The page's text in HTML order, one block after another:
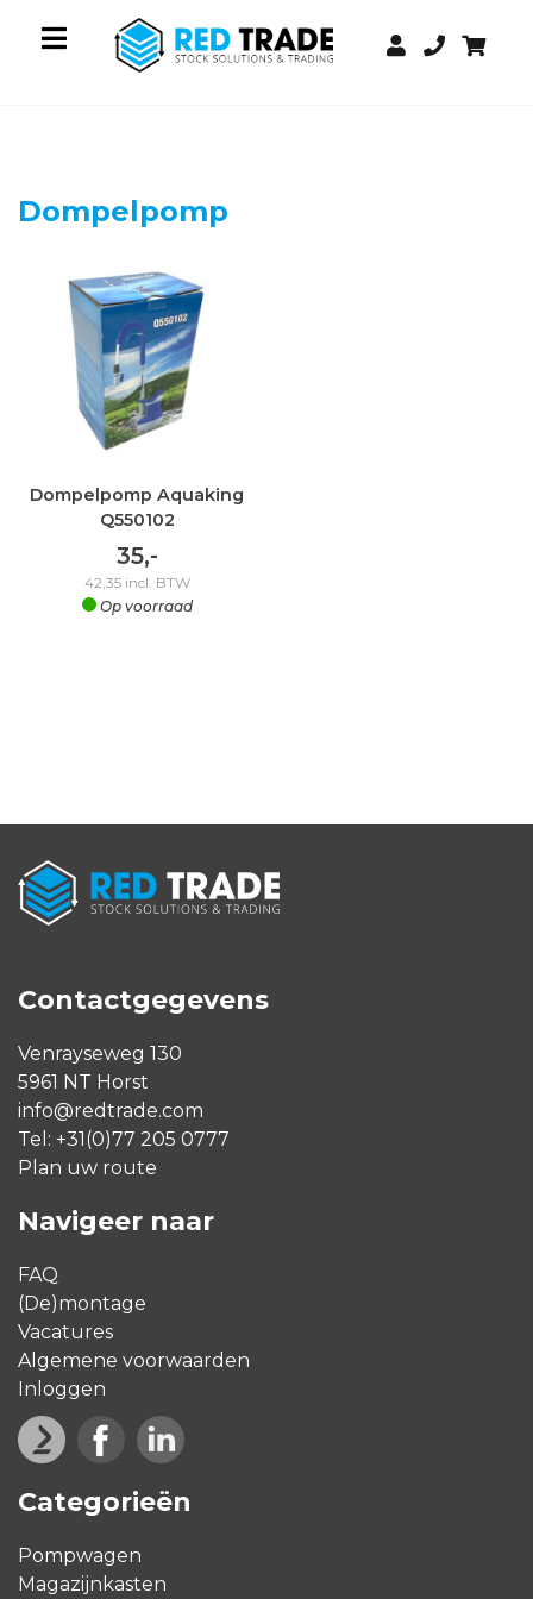
Dompelpomp
Dompelpomp Aquaking
Q550102
35,-
42,35incl. BTW
Op voorraad
Contactgegevens
Venrayseweg 130
5961 NT Horst
info@redtrade.com
Tel: +31(0)77 205 0777
Plan uw route
Navigeer naar
FAQ
(De)montage
Vacatures
Algemene voorwaarden
Inloggen
Categorieën
Pompwagen
Magazijnkasten